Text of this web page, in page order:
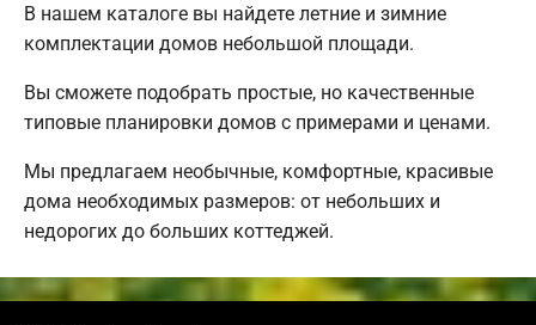
В нашем каталоге вы найдете летние и зимние
комплектации домов небольшой площади.
Вы сможете подобрать простые, но качественные
типовые планировки домов с примерами и ценами.
Мы предлагаем необычные, комфортные, красивые
дома необходимых размеров: от небольших и
недорогих до больших коттеджей.